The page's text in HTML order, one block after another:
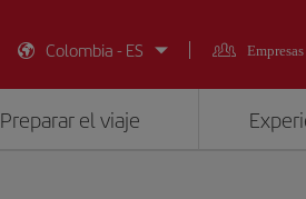
Colombia - ES
Empresas
Preparar el viaje